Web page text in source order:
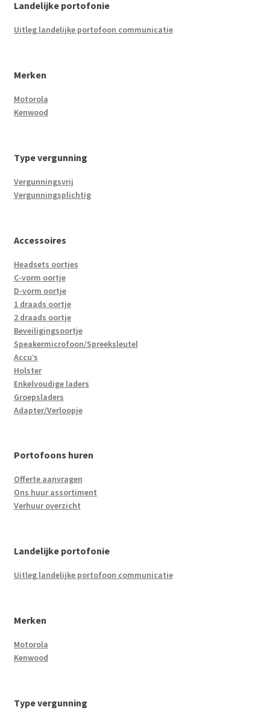
Landelijke portofonie
Uitleg landelijke portofoon communicatie
Merken
Motorola
Kenwood
Type vergunning
Vergunningsvrij
Vergunningsplichtig
Accessoires
Headsets oortjes
C-vorm oortje
D-vorm oortje
1 draads oortje
2 draads oortje
Beveiligingsoortje
Speakermicrofoon/Spreeksleutel
Accu’s
Holster
Enkelvoudige laders
Groepsladers
Adapter/Verloopje
Portofoons huren
Offerte aanvragen
Ons huur assortiment
Verhuur overzicht
Landelijke portofonie
Uitleg landelijke portofoon communicatie
Merken
Motorola
Kenwood
Type vergunning